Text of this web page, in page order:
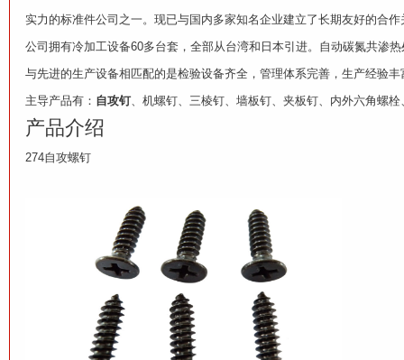
实力的标准件公司之一。现已与国内多家知名企业建立了长期友好的合
公司拥有冷加工设备60多台套，全部从台湾和日本引进。自动碳氮共渗
与先进的生产设备相匹配的是检验设备齐全，管理体系完善，生产经验
主导产品有： 自攻钉、机螺钉、三棱钉、墙板钉、夹板钉、内外六角螺
产品介绍
274自攻螺钉